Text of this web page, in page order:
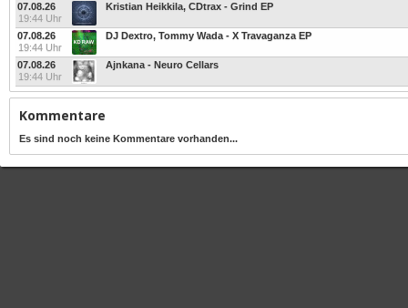
07.08.26
19:44 Uhr
Kristian Heikkila, CDtrax - Grind EP
07.08.26
19:44 Uhr
DJ Dextro, Tommy Wada - X Travaganza EP
07.08.26
19:44 Uhr
Ajnkana - Neuro Cellars
Kommentare
Es sind noch keine Kommentare vorhanden...